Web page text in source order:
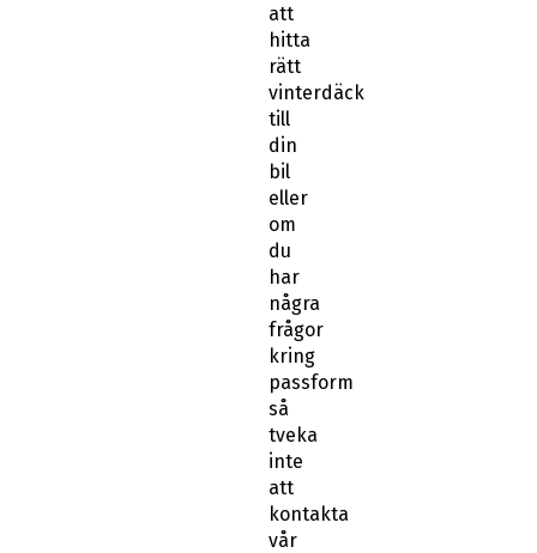
att
hitta
rätt
vinterdäck
till
din
bil
eller
om
du
har
några
frågor
kring
passform
så
tveka
inte
att
kontakta
vår